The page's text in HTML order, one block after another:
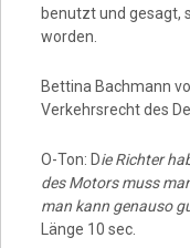
benutzt und gesagt,
worden.
Bettina Bachmann
Verkehrsrecht des
O-Ton: Die Richter
des Motors muss
man kann genauso
Länge 10 sec.